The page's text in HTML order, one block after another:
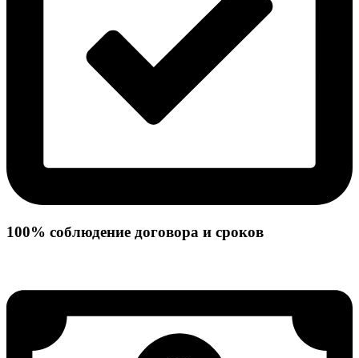
100% соблюдение договора и сроков